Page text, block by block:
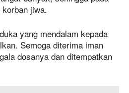
jiwa.
yang mendalam kepada
Semoga diterima iman
dosanya dan ditempatkan